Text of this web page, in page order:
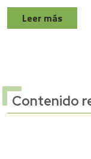
Leer más
Contenido